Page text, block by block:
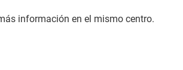
información en el mismo centro.